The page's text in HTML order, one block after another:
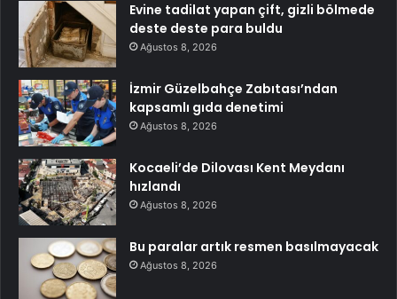
Evine tadilat yapan çift, gizli bölmede
deste deste para buldu
Ağustos 8, 2026
İzmir Güzelbahçe Zabıtası’ndan
kapsamlı gıda denetimi
Ağustos 8, 2026
Kocaeli’de Dilovası Kent Meydanı
hızlandı
Ağustos 8, 2026
Bu paralar artık resmen basılmayacak
Ağustos 8, 2026